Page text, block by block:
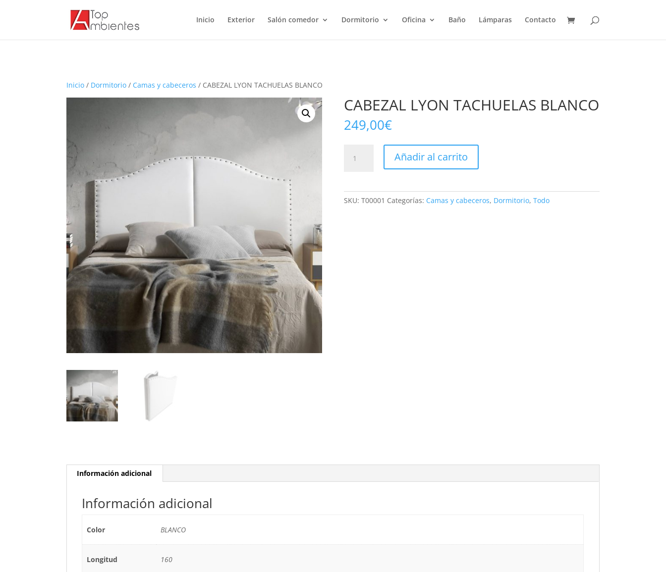
Inicio Exterior Salón comedor Dormitorio Oficina Baño Lámparas Contacto
Inicio / Dormitorio / Camas y cabeceros / CABEZAL LYON TACHUELAS BLANCO
CABEZAL LYON TACHUELAS BLANCO
249,00€
LYON
Añadir al carrito
SKU: T00001 Categorías: Camas y cabeceros, Dormitorio, Todo
Información adicional
Información adicional
Color BLANCO
Longitud 160